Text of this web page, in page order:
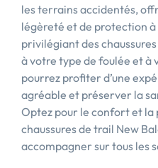
les terrains accidentés,
légèreté et de protection à
privilégiant des
à votre type de foulée et à
pourrez profiter d’une
agréable et préserver la
Optez pour le confort et
chaussures de trail New
accompagner sur tous les